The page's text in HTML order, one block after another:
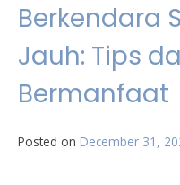
Berkendara
Jauh: Tips
Bermanfaat
Posted on December 31,